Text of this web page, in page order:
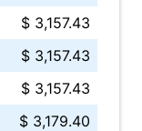
$ 3,157.43
$ 3,157.43
$ 3,157.43
$ 3,179.40